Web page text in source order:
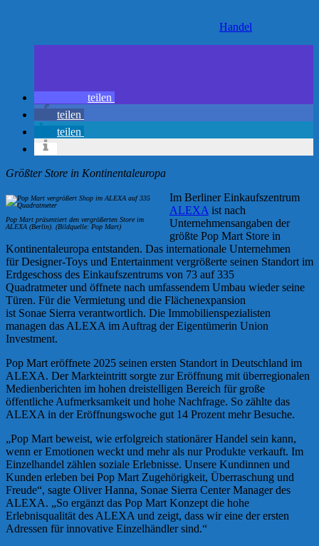
Handel
teilen
teilen
teilen
Größter Store in Kontinentaleuropa
Pop Mart präsentiert den vergrößerten Store im
ALEXA (Berlin). (Bildquelle: Pop Mart)
Im Berliner Einkaufszentrum
ALEXA ist nach
Unternehmensangaben der
größte Pop Mart Store in
Kontinentaleuropa entstanden. Das internationale Unternehmen
für Designer-Toys und Entertainment vergrößerte seinen Standort im
Erdgeschoss des Einkaufszentrums von 73 auf 335
Quadratmeter und öffnete nach umfassendem Umbau wieder seine
Türen. Für die Vermietung und die Flächenexpansion
ist Sonae Sierra verantwortlich. Die Immobilienspezialisten
managen das ALEXA im Auftrag der Eigentümerin Union
Investment.
Pop Mart eröffnete 2025 seinen ersten Standort in Deutschland im
ALEXA. Der Markteintritt sorgte zur Eröffnung mit überregionalen
Medienberichten im hohen dreistelligen Bereich für große
öffentliche Aufmerksamkeit und hohe Nachfrage. So zählte das
ALEXA in der Eröffnungswoche gut 14 Prozent mehr Besuche.
„Pop Mart beweist, wie erfolgreich stationärer Handel sein kann,
wenn er Emotionen weckt und mehr als nur Produkte verkauft. Im
Einzelhandel zählen soziale Erlebnisse. Unsere Kundinnen und
Kunden erleben bei Pop Mart Zugehörigkeit, Überraschung und
Freude“, sagte Oliver Hanna, Sonae Sierra Center Manager des
ALEXA. „So ergänzt das Pop Mart Konzept die hohe
Erlebnisqualität des ALEXA und zeigt, dass wir eine der ersten
Adressen für innovative Einzelhändler sind.“